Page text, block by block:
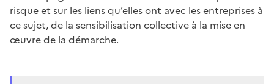
risque et sur les liens qu’elles ont avec les entreprises à
ce sujet, de la sensibilisation collective à la mise en
œuvre de la démarche.